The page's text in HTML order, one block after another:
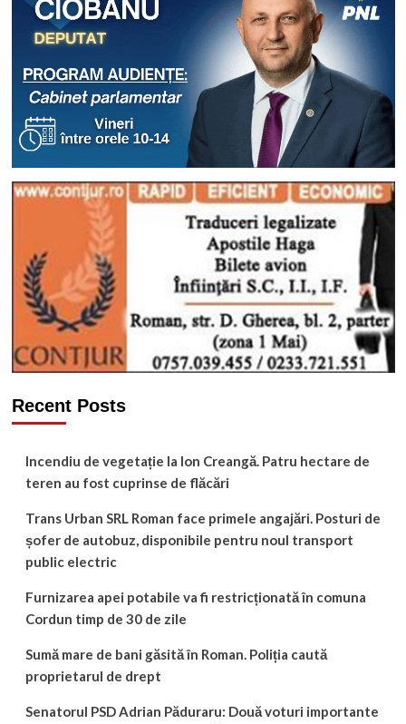
Recent Posts
Incendiu de vegetație la Ion Creangă. Patru hectare de
teren au fost cuprinse de flăcări
Trans Urban SRL Roman face primele angajări. Posturi de
șofer de autobuz, disponibile pentru noul transport
public electric
Furnizarea apei potabile va fi restricționată în comuna
Cordun timp de 30 de zile
Sumă mare de bani găsită în Roman. Poliția caută
proprietarul de drept
Senatorul PSD Adrian Păduraru: Două voturi importante